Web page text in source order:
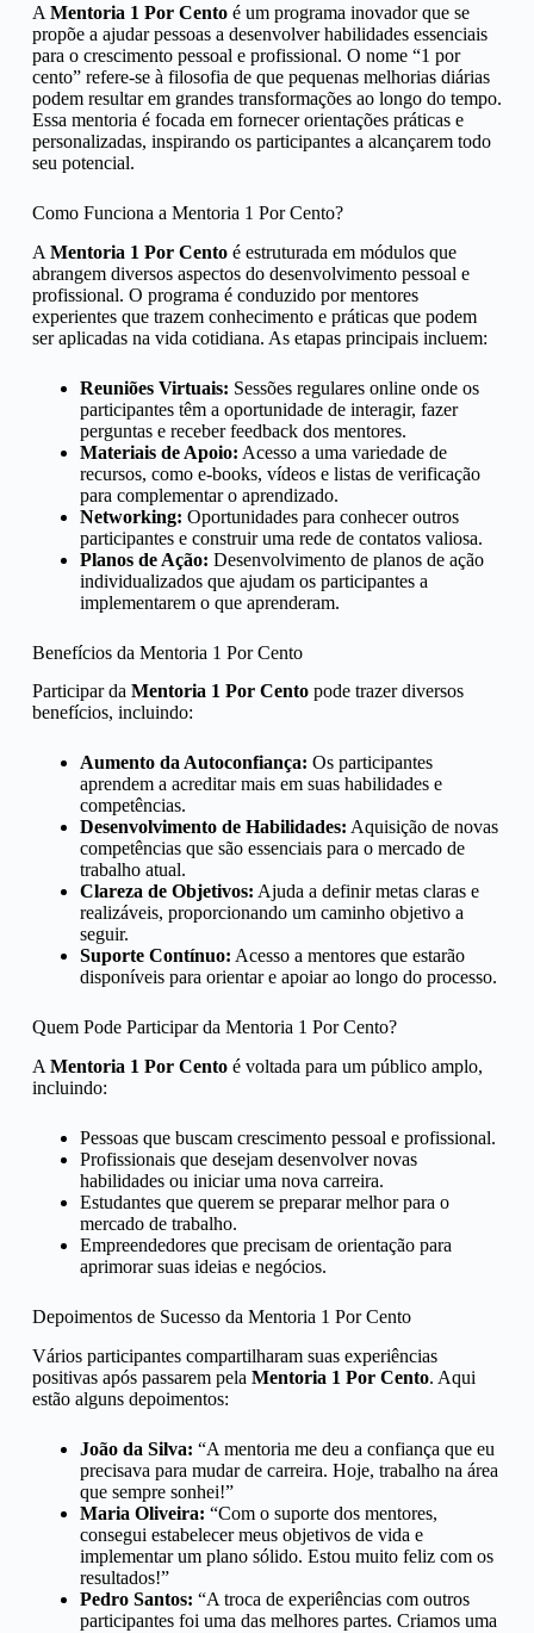
Módulo 19 - Estratégia para Black Friday
A Mentoria 1 Por Centoé um programa inovador que se
propõe a ajudar pessoas a desenvolver habilidades essenciais
para o crescimento pessoal e profissional. O nome “1 por
cento” refere-se à filosofia de que pequenas melhorias diárias
podem resultar em grandes transformações ao longo do tempo.
Essa mentoria é focada em fornecer orientações práticas e
personalizadas, inspirando os participantes a alcançarem todo
seu potencial.
Como Funciona a Mentoria 1 Por Cento?
A Mentoria 1 Por Centoé estruturada em módulos que
abrangem diversos aspectos do desenvolvimento pessoal e
profissional. O programa é conduzido por mentores
experientes que trazem conhecimento e práticas que podem
ser aplicadas na vida cotidiana. As etapas principais incluem:
Reuniões Virtuais: Sessões regulares online onde os
participantes têm a oportunidade de interagir, fazer
perguntas e receber feedback dos mentores.
Materiais de Apoio: Acesso a uma variedade de
recursos, como e-books, vídeos e listas de verificação
para complementar o aprendizado.
Networking: Oportunidades para conhecer outros
participantes e construir uma rede de contatos valiosa.
Planos de Ação: Desenvolvimento de planos de ação
individualizados que ajudam os participantes a
implementarem o que aprenderam.
Benefícios da Mentoria 1 Por Cento
Participar da Mentoria 1 Por Centopode trazer diversos
benefícios, incluindo:
Aumento da Autoconfiança: Os participantes
aprendem a acreditar mais em suas habilidades e
competências.
Desenvolvimento de Habilidades: Aquisição de novas
competências que são essenciais para o mercado de
trabalho atual.
Clareza de Objetivos: Ajuda a definir metas claras e
realizáveis, proporcionando um caminho objetivo a
seguir.
Suporte Contínuo: Acesso a mentores que estarão
disponíveis para orientar e apoiar ao longo do processo.
Quem Pode Participar da Mentoria 1 Por Cento?
A Mentoria 1 Por Centoé voltada para um público amplo,
incluindo:
Pessoas que buscam crescimento pessoal e profissional.
Profissionais que desejam desenvolver novas
habilidades ou iniciar uma nova carreira.
Estudantes que querem se preparar melhor para o
mercado de trabalho.
Empreendedores que precisam de orientação para
aprimorar suas ideias e negócios.
Depoimentos de Sucesso da Mentoria 1 Por Cento
Vários participantes compartilharam suas experiências
positivas após passarem pela Mentoria 1 Por Cento. Aqui
estão alguns depoimentos:
João da Silva: “A mentoria me deu a confiança que eu
precisava para mudar de carreira. Hoje, trabalho na área
que sempre sonhei!”
Maria Oliveira: “Com o suporte dos mentores,
consegui estabelecer meus objetivos de vida e
implementar um plano sólido. Estou muito feliz com os
resultados!”
Pedro Santos: “A troca de experiências com outros
participantes foi uma das melhores partes. Criamos uma